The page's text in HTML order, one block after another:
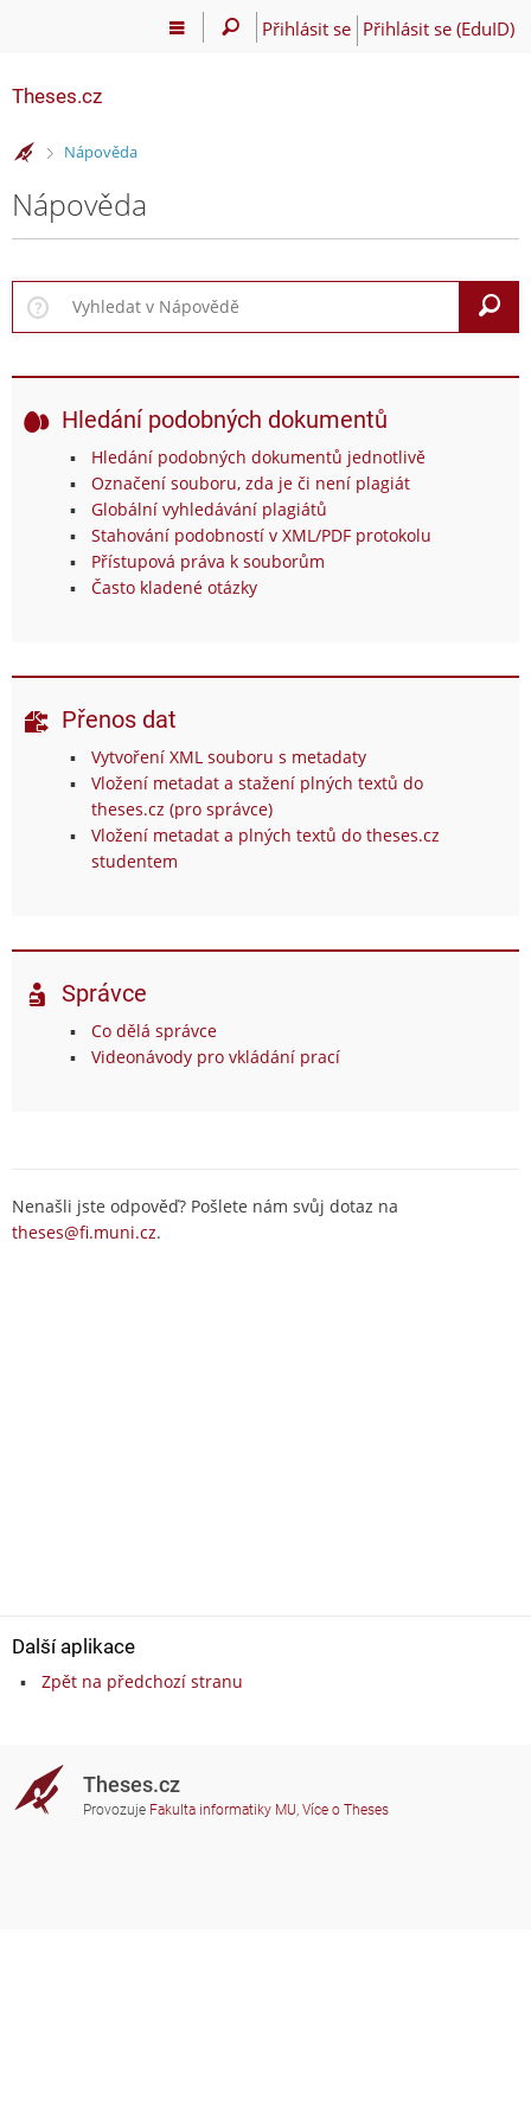
Přihlásit se Přihlásit se (EduID)
Theses.cz
>Nápověda
Nápověda
Hledání podobných dokumentů
Hledání podobných dokumentů jednotlivě
Označení souboru, zda je či není plagiát
Globální vyhledávání plagiátů
Stahování podobností v XML/PDF protokolu
Přístupová práva k souborům
Často kladené otázky
Přenos dat
Vytvoření XML souboru s metadaty
Vložení metadat a stažení plných textů do
theses.cz (pro správce)
Vložení metadat a plných textů do theses.cz
studentem
Správce
Co dělá správce
Videonávody pro vkládání prací
Nenašli jste odpověď? Pošlete nám svůj dotaz na
theses@fi.muni.cz.
Další aplikace
Zpět na předchozí stranu
Theses.cz
Provozuje Fakulta informatiky MU, Více o Theses